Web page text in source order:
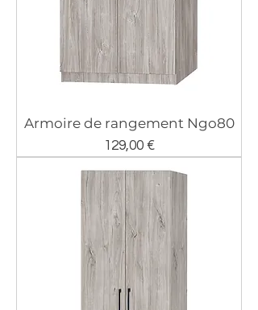
Armoire de rangement Ngo80
Prix
129,00 €